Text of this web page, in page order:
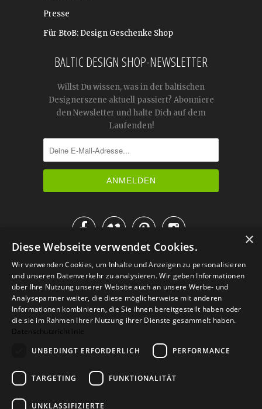
Presse
Für BtoB: Design Geschenke Shop
BALTIC DESIGN SHOP-NEWSLETTER
Willst Du wissen, was in der baltischen
Designerszene aktuell passiert? Abonniere
den Newsletter und halte Dich auf dem
Laufenden!

IM KATALOG BLÄTTERN
Versand Zahlarten
Retoure
×
Diese Webseite verwendet Cookies.
Wir verwenden Cookies, um Inhalte und Anzeigen zu personalisieren
und unseren Datenverkehr zu analysieren. Wir geben Informationen
über Ihre Nutzung unserer Website auch an unsere Werbe- und
Analysepartner weiter, die diese möglicherweise mit anderen
Informationen kombinieren, die Sie ihnen bereitgestellt haben oder
die sie im Rahmen Ihrer Nutzung ihrer Dienste gesammelt haben.
Datenschutzrichtlinie
UNBEDINGT ERFORDERLICH
PERFORMANCE
TARGETING FUNKTIONALITÄT
UNKLASSIFIZIERTE